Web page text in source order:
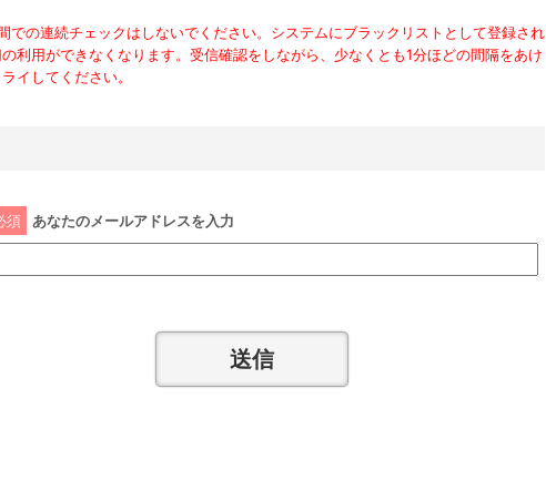
での連続チェックはしないでください。システムにブラックリストとして登録され
利用ができなくなります。受信確認をしながら、少なくとも1分ほどの間隔をあけ
イしてください。
須 あなたのメールアドレスを入力